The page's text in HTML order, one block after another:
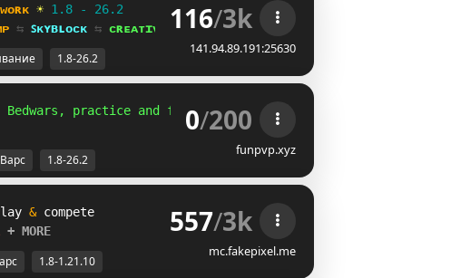
☀ 1.8 - 26.2
⇆ ꜱᴋʏʙʟᴏᴄᴋ ⇆ ᴄʀᴇᴀᴛɪᴠᴇ⁺ 116/3k
141.94.89.191:25630
1.8-26.2
Bedwars, practice and fastbridger!
0/200
funpvp.xyz
1.8-26.2
& compete
+ MORE 557/3k
mc.fakepixel.me
1.8-1.21.10